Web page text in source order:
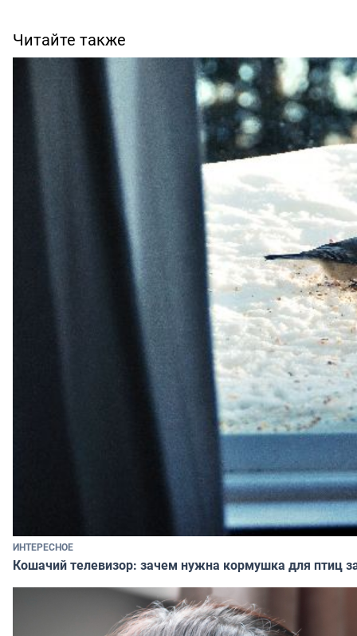
Читайте также
ИНТЕРЕСНОЕ
Кошачий телевизор: зачем нужна кормушка для птиц